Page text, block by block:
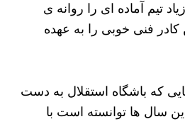
تیم آماده ای را روانه ی
فنی خوبی را به عهده
که باشگاه استقلال به دست
سال ها توانسته است با